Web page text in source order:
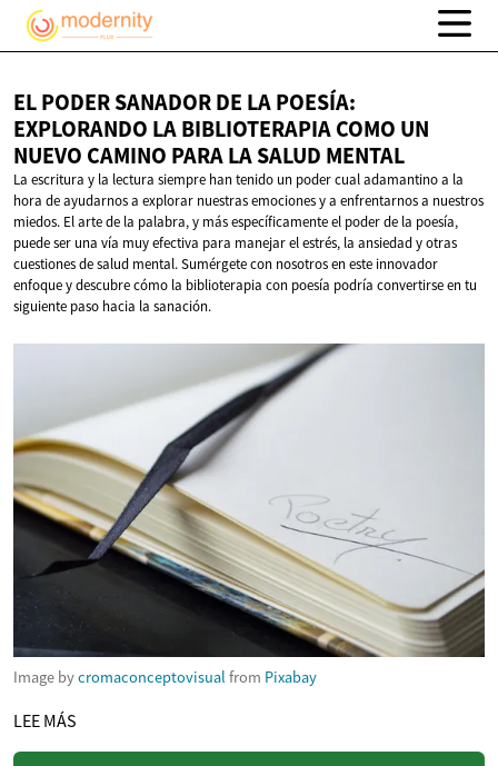
EL PODER SANADOR DE LA POESÍA:
EXPLORANDO LA BIBLIOTERAPIA COMO UN
NUEVO CAMINO PARA LASALUD MENTAL
La escritura y la lectura siempre han tenido un poder cual adamantino a la
hora de ayudarnos a explorar nuestras emociones y a enfrentarnos a nuestros
miedos. El arte de la palabra, y más específicamente el poder de la poesía,
puede ser una vía muy efectiva para manejar el estrés, la ansiedad y otras
cuestiones de salud mental. Sumérgete con nosotros en este innovador
enfoque y descubre cómo la biblioterapia con poesía podría convertirse en tu
siguiente paso hacia la sanación.
Image bycromaconceptovisual from Pixabay
LEE MÁS